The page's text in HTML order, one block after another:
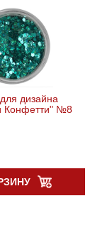
дизайна
Конфетти" №8